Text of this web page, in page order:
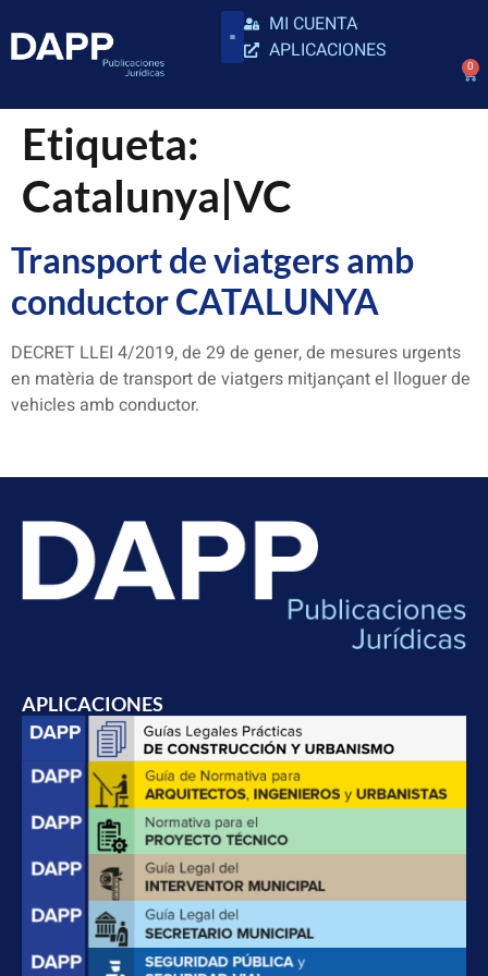
MI CUENTA
APLICACIONES
0
Etiqueta:
Catalunya|VC
Transport de viatgers amb
conductor CATALUNYA
DECRET LLEI 4/2019, de 29 de gener, de mesures urgents
en matèria de transport de viatgers mitjançant el lloguer de
vehicles amb conductor.
APLICACIONES